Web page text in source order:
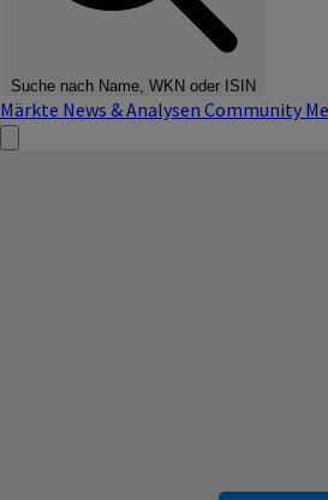
Suche nach Name, WKN oder ISIN
Märkte News & Analysen Community